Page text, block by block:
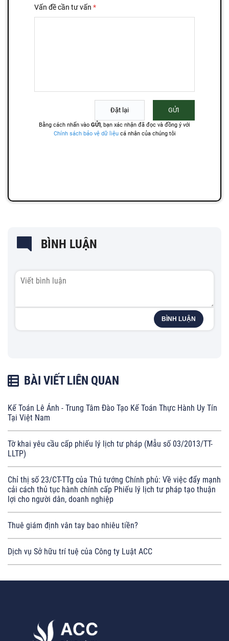
BÌNH LUẬN
BÌNH LUẬN
BÀI VIẾT LIÊN QUAN
Kế Toán Lê Ánh - Trung Tâm Đào Tạo Kế Toán Thực Hành Uy Tín
Tại Việt Nam
Tờ khai yêu cầu cấp phiếu lý lịch tư pháp (Mẫu số 03/2013/TT-
LLTP)
Chỉ thị số 23/CT-TTg của Thủ tướng Chính phủ: Về việc đẩy mạnh
cải cách thủ tục hành chính cấp Phiếu lý lịch tư pháp tạo thuận
lợi cho người dân, doanh nghiệp
Thuê giám định vân tay bao nhiêu tiền?
Dịch vụ Sở hữu trí tuệ của Công ty Luật ACC